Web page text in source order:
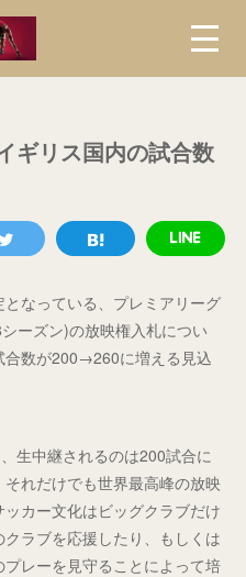
ギリス国内の試合数
なっている、プレミアリーグ
ーズン)の放映権入札につい
合数が200→260に増える見込
生中継されるのは200試合に
れだけでも世界最高峰の放映
カー文化はビッグクラブだけ
ラブを応援したり、もしくは
レーを見守ることによって培